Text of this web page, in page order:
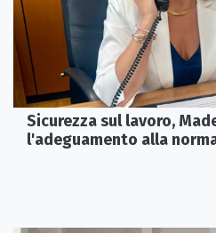
Sicurezza sul lavoro,
l'adeguamento alla